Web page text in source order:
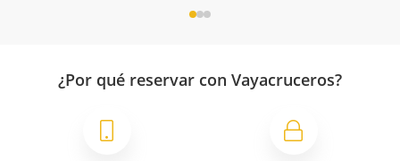
¿Por qué reservar con Vayacruceros?